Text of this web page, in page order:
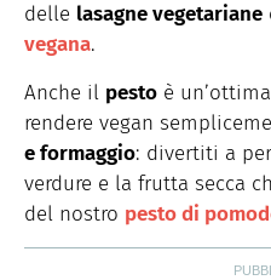
delle lasagne vegetariane
vegana.
Anche il pesto è
rendere vegan
e formaggio: divertiti a
verdure e la frutta secca
del nostro pesto di